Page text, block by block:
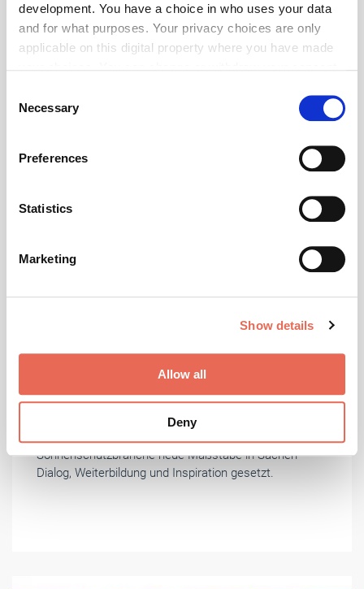
development. You have a choice in who uses your data
and for what purposes. Your privacy choices are only
applicable on this digital property where you have made
the Privacy trigger icon.
Collect information about your geographical location
Identify your device by actively scanning it for
Find out more about how your personal data is processed
and set your preferences in the
provide social media features and to analyse our traffic.
provided to them or that they’ve collected from your use
Weitere Informationen:Impressum Datenschutz
Selection
Necessary
Preferences
Statistics
Marketing
Show details
Allow all
Deny
Foto: © Warema
Trendkongress für die
Sonnenschutzbranche
Informativer, individueller und exklusiver: Warema hat
Sonnenschutzbranche neue Maßstäbe in Sachen
Dialog, Weiterbildung und Inspiration gesetzt.